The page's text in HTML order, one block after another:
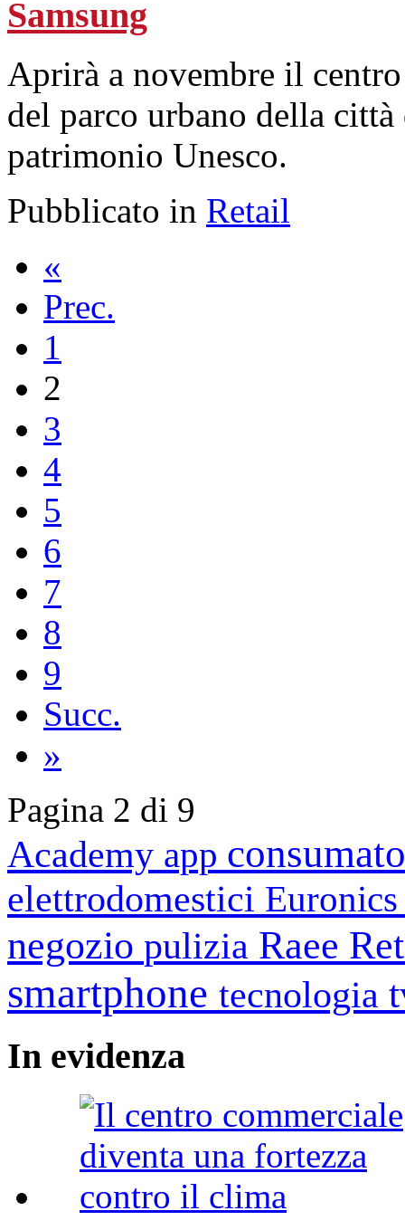
Samsung
Aprirà a novembre il
del parco urbano della
patrimonio Unesco.
Pubblicato in Retail
«
Prec.
1
2
3
4
5
6
7
8
9
Succ.
»
Pagina 2 di 9
Academy app
elettrodomestici
negozio pulizia Raee
smartphone tecnologia
In evidenza